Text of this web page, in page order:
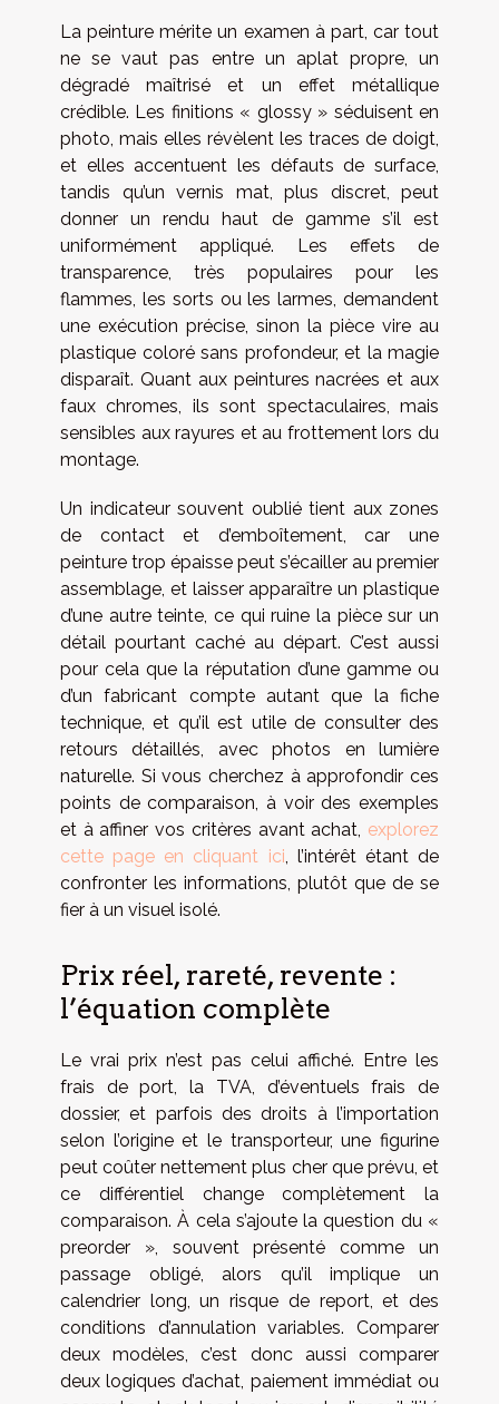
La peinture mérite un examen à part, car tout
ne se vaut pas entre un aplat propre, un
dégradé maîtrisé et un effet métallique
crédible. Les finitions « glossy » séduisent en
photo, mais elles révèlent les traces de doigt,
et elles accentuent les défauts de surface,
tandis qu’un vernis mat, plus discret, peut
donner un rendu haut de gamme s’il est
uniformément appliqué. Les effets de
transparence, très populaires pour les
flammes, les sorts ou les larmes, demandent
une exécution précise, sinon la pièce vire au
plastique coloré sans profondeur, et la magie
disparaît. Quant aux peintures nacrées et aux
faux chromes, ils sont spectaculaires, mais
sensibles aux rayures et au frottement lors du
montage.
Un indicateur souvent oublié tient aux zones
de contact et d’emboîtement, car une
peinture trop épaisse peut s’écailler au premier
assemblage, et laisser apparaître un plastique
d’une autre teinte, ce qui ruine la pièce sur un
détail pourtant caché au départ. C’est aussi
pour cela que la réputation d’une gamme ou
d’un fabricant compte autant que la fiche
technique, et qu’il est utile de consulter des
retours détaillés, avec photos en lumière
naturelle. Si vous cherchez à approfondir ces
points de comparaison, à voir des exemples
et à affiner vos critères avant achat, explorez
cette page en cliquant ici , l’intérêt étant de
confronter les informations, plutôt que de se
fier à un visuel isolé.
Prix réel, rareté, revente :
l’équation complète
Le vrai prix n’est pas celui affiché. Entre les
frais de port, la TVA, d’éventuels frais de
dossier, et parfois des droits à l’importation
selon l’origine et le transporteur, une figurine
peut coûter nettement plus cher que prévu, et
ce différentiel change complètement la
comparaison. À cela s’ajoute la question du «
preorder », souvent présenté comme un
passage obligé, alors qu’il implique un
calendrier long, un risque de report, et des
conditions d’annulation variables. Comparer
deux modèles, c’est donc aussi comparer
deux logiques d’achat, paiement immédiat ou